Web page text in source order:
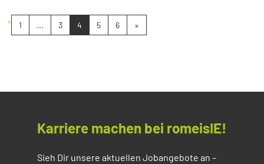
« 1 ... 3 4 5 6 »
Karriere machen bei romeisIE!
Sieh Dir unsere aktuellen Jobangebote an –